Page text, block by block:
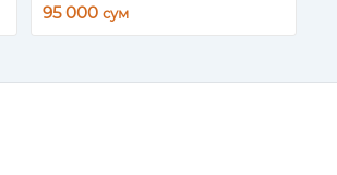
95 000 сум